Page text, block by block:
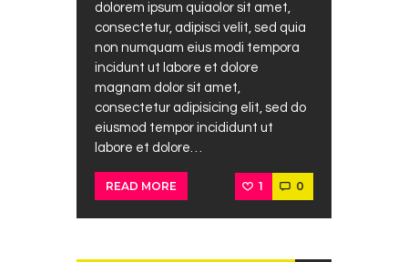
dolorem ipsum quiaolor sit amet,
consectetur, adipisci velit, sed quia
non numquam eius modi tempora
incidunt ut labore et dolore
magnam dolor sit amet,
consectetur adipisicing elit, sed do
eiusmod tempor incididunt ut
labore et dolore…
READ MORE 1 0